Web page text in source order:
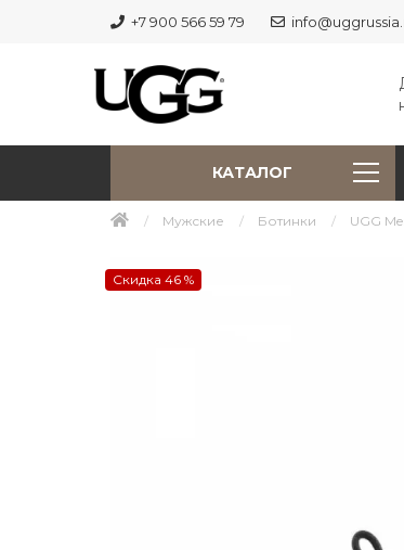
+7 900 566 59 79
КАТАЛОГ
Мужские Ботинки UGG
Скидка 46 %